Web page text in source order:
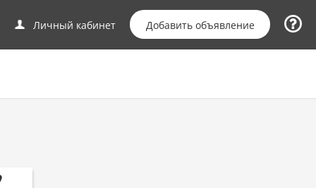
Личный кабинет Добавить объявление